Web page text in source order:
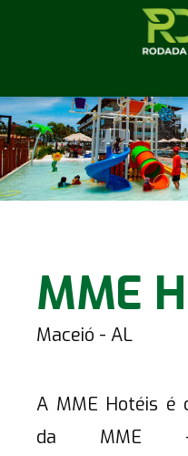
MME
Maceió - AL
A MME Hotéis é
da MME